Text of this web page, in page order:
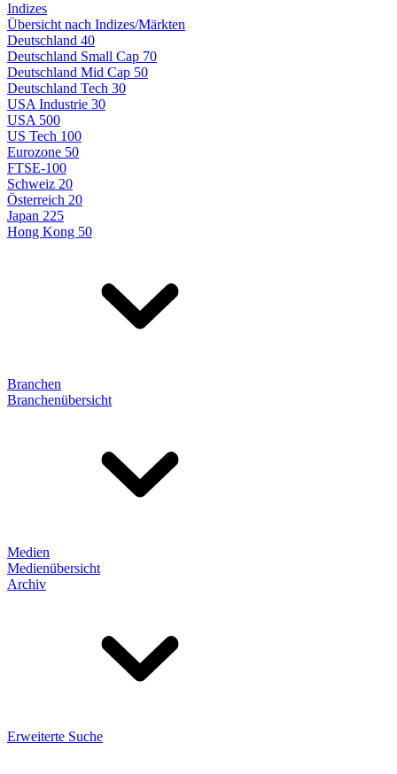
Indizes
Übersicht nach Indizes/Märkten
Deutschland 40
Deutschland Small Cap 70
Deutschland Mid Cap 50
Deutschland Tech 30
USA Industrie 30
USA 500
US Tech 100
Eurozone 50
FTSE-100
Schweiz 20
Österreich 20
Japan 225
Hong Kong 50
Branchen
Branchenübersicht
Medien
Medienübersicht
Archiv
Erweiterte Suche